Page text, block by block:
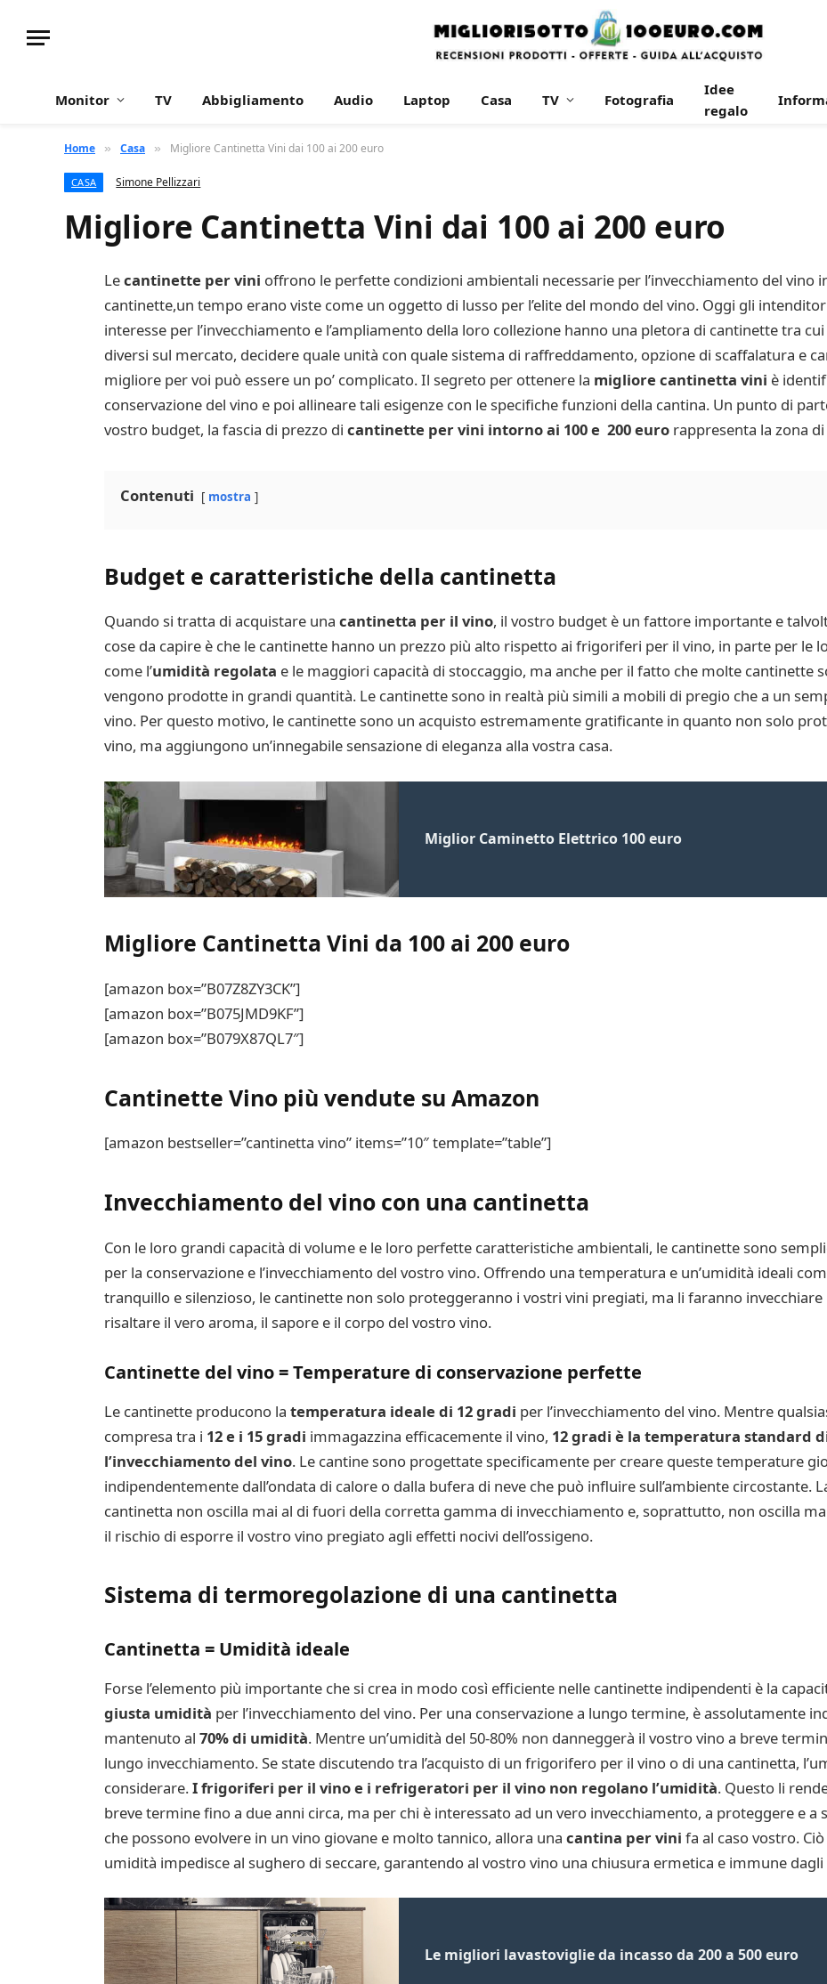
Monitor TV Abbigliamento Audio Laptop Casa TV Fotografia
Idee
regalo
Home » Casa » Migliore Cantinetta Vini dai 100 ai 200 euro
CASA Simone Pellizzari
Migliore Cantinetta Vini dai 100 ai 200 euro
Lecantinette per vini offrono le perfette condizioni ambientali necessarie per l’invecchiamento del vino
cantinette,un tempo erano viste come un oggetto di lusso per l’elite del mondo del vino. Oggi gli
interesse per l’invecchiamento e l’ampliamento della loro collezione hanno una pletora di cantinette tra
diversi sul mercato, decidere quale unità con quale sistema di raffreddamento, opzione di scaffalatura e
migliore per voi può essere un po’ complicato. Il segreto per ottenere la migliore cantinetta vini è
conservazione del vino e poi allineare tali esigenze con le specifiche funzioni della cantina. Un punto di
vostro budget, la fascia di prezzo di cantinette per vini intorno ai 100 e 200 eurorappresenta la zona
Contenuti mostra
Budget e caratteristiche della cantinetta
Quando si tratta di acquistare una cantinetta per il vino, il vostro budget è un fattore importante e
cose da capire è che le cantinette hanno un prezzo più alto rispetto ai frigoriferi per il vino, in parte per le
come l’umidità regolata e le maggiori capacità di stoccaggio, ma anche per il fatto che molte cantinette
vengono prodotte in grandi quantità. Le cantinette sono in realtà più simili a mobili di pregio che a un
vino. Per questo motivo, le cantinette sono un acquisto estremamente gratificante in quanto non solo
vino, ma aggiungono un’innegabile sensazione di eleganza alla vostra casa.
Miglior Caminetto Elettrico 100 euro
Migliore Cantinetta Vini da 100 ai 200 euro
[amazon box=”B07Z8ZY3CK”]
[amazon box=”B075JMD9KF”]
[amazon box=”B079X87QL7″]
Cantinette Vino più vendute su Amazon
[amazon bestseller=”cantinetta vino” items=”10″ template=”table”]
Invecchiamento del vino con una cantinetta
Con le loro grandi capacità di volume e le loro perfette caratteristiche ambientali, le cantinette sono
per la conservazione e l’invecchiamento del vostro vino. Offrendo una temperatura e un’umidità ideali
tranquillo e silenzioso, le cantinette non solo proteggeranno i vostri vini pregiati, ma li faranno
risaltare il vero aroma, il sapore e il corpo del vostro vino.
Cantinette del vino = Temperature di conservazione perfette
Le cantinette producono la temperatura ideale di 12 gradi per l’invecchiamento del vino. Mentre
compresa tra i 12 e i 15 gradi immagazzina efficacemente il vino, 12 gradi è la temperatura standard
l’invecchiamento del vino. Le cantine sono progettate specificamente per creare queste temperature
indipendentemente dall’ondata di calore o dalla bufera di neve che può influire sull’ambiente circostante.
cantinetta non oscilla mai al di fuori della corretta gamma di invecchiamento e, soprattutto, non oscilla
il rischio di esporre il vostro vino pregiato agli effetti nocivi dell’ossigeno.
Sistema di termoregolazione di una cantinetta
Cantinetta = Umidità ideale
Forse l’elemento più importante che si crea in modo così efficiente nelle cantinette indipendenti è la
giusta umidità per l’invecchiamento del vino. Per una conservazione a lungo termine, è assolutamente
mantenuto al 70% di umidità. Mentre un’umidità del 50-80% non danneggerà il vostro vino a breve
lungo invecchiamento. Se state discutendo tra l’acquisto di un frigorifero per il vino o di una cantinetta,
considerare.I frigoriferi per il vino e i refrigeratori per il vino non regolano l’umidità. Questo li
breve termine fino a due anni circa, ma per chi è interessato ad un vero invecchiamento, a proteggere e a
che possono evolvere in un vino giovane e molto tannico, allora una cantina per vini fa al caso vostro.
umidità impedisce al sughero di seccare, garantendo al vostro vino una chiusura ermetica e immune dagli
Le migliori lavastoviglie da incasso da 200 a 500 euro